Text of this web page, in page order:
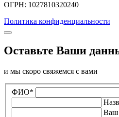
ОГРН: 1027810320240
Политика конфиденциальности
Оставьте Ваши
и мы скоро свяжемся с вами
ФИО*
Ваш